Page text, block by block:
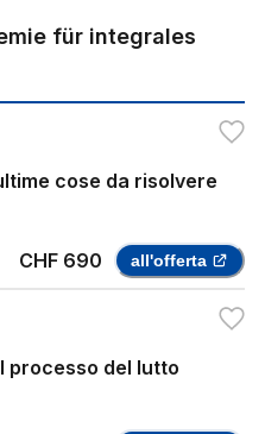
für integrales
cose da risolvere
CHF 690 all'offerta
processo del lutto